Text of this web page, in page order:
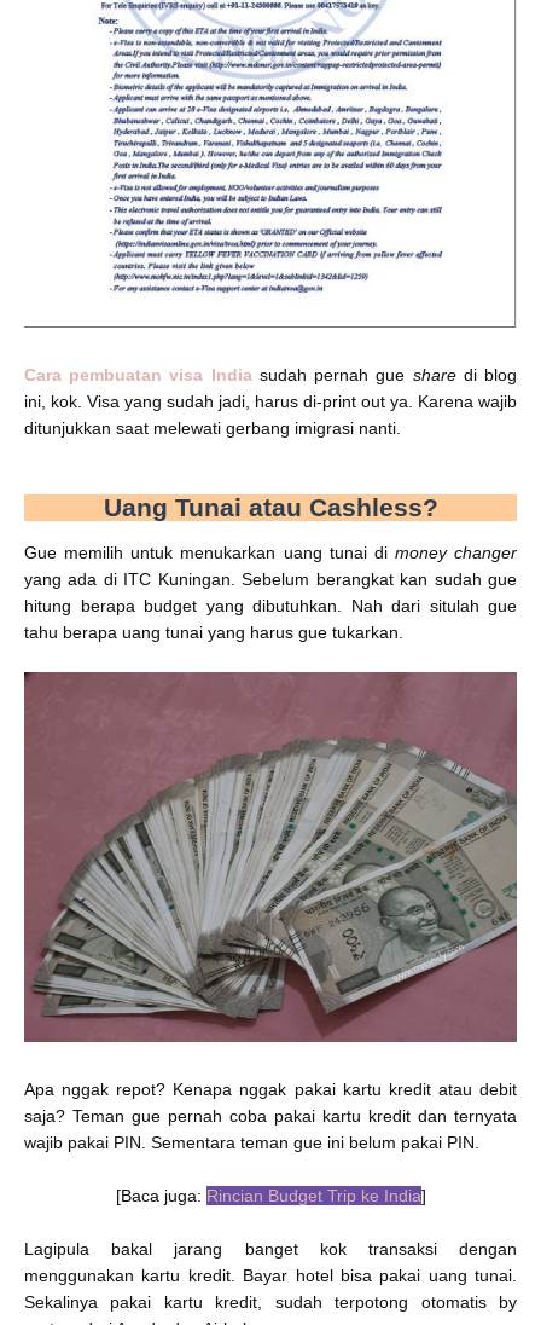
Cara pembuatan visa Indiasudah pernah gue sharedi blog
ini, kok. Visa yang sudah jadi, harus di-print out ya. Karena wajib
ditunjukkan saat melewati gerbang imigrasi nanti.
Uang Tunai atau Cashless?
Gue memilih untuk menukarkan uang tunai di money changer
yang ada di ITC Kuningan. Sebelum berangkat kan sudah gue
hitung berapa budget yang dibutuhkan. Nah dari situlah gue
tahu berapa uang tunai yang harus gue tukarkan.
Apa nggak repot? Kenapa nggak pakai kartu kredit atau debit
saja? Teman gue pernah coba pakai kartu kredit dan ternyata
wajib pakai PIN. Sementara teman gue ini belum pakai PIN.
[Baca juga: Rincian Budget Trip ke India]
Lagipula bakal jarang banget kok transaksi dengan
menggunakan kartu kredit. Bayar hotel bisa pakai uang tunai.
Sekalinya pakai kartu kredit, sudah terpotong otomatis by